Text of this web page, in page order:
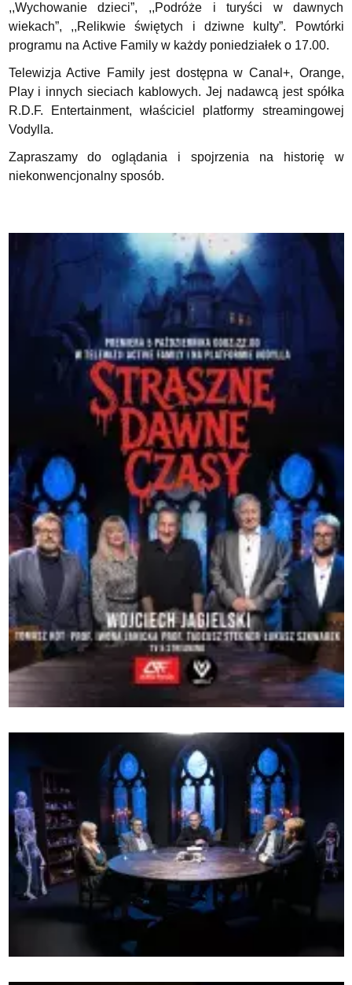
,,Wychowanie dzieci”, ,,Podróże i turyści w dawnych
wiekach”, ,,Relikwie świętych i dziwne kulty”. Powtórki
programu na Active Family w każdy poniedziałek o 17.00.
Telewizja Active Family jest dostępna w Canal+, Orange,
Play i innych sieciach kablowych. Jej nadawcą jest spółka
R.D.F. Entertainment, właściciel platformy streamingowej
Vodylla.
Zapraszamy do oglądania i spojrzenia na historię w
niekonwencjonalny sposób.